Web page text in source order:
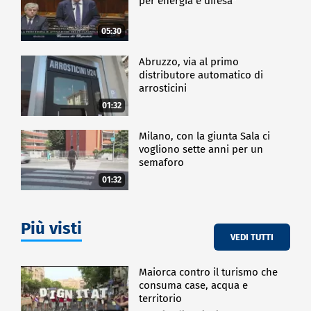
05:30
01:32
Abruzzo, via al primo
distributore automatico di
arrosticini
01:32
Milano, con la giunta Sala ci
vogliono sette anni per un
semaforo
Più visti VEDI TUTTI
Maiorca contro il turismo che
consuma case, acqua e
territorio